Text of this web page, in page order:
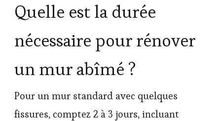
Quelle est la durée
nécessaire pour rénover
un mur abîmé ?
Pour un mur standard avec quelques
fissures, comptez 2 à 3 jours, incluant